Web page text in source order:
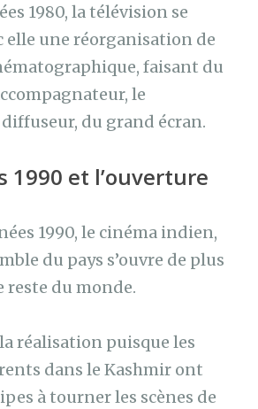
1980, la télévision se
elle une réorganisation de
faisant du
le
du grand écran.
1990 et l’ouverture
1990, le cinéma indien,
du pays s’ouvre de plus
reste du monde.
réalisation puisque les
dans le Kashmir ont
à tourner les scènes de